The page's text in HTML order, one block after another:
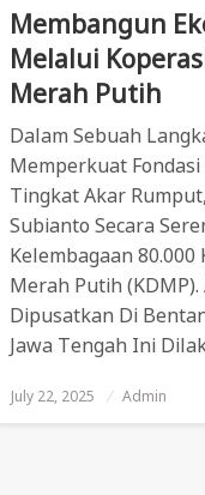
Membangun
Melalui
Merah Putih
Dalam Sebuah
Memperkuat
Tingkat Akar
Subianto Secara
Kelembagaan
Merah Putih
Dipusatkan Di
Jawa Tengah Ini
Posted
On
July 22, 2025 Admin